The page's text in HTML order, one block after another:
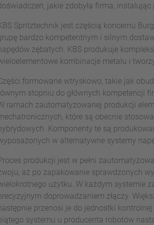
jakie zdobyła firma,
Spritztechnik jest częścią koncernu
bardzo kompetentnym i silnym
zębatych. KBS produkuje
kombinacje metalu i
formowane wtryskowo, takie jak
stopniu do głównych kompetencji
ramach zautomatyzowanej produkcji
które są obecnie
Komponenty te są
w alternatywne systemy
produkcji jest w pełni
aż po zapakowanie sprawdzonych
użytku. W każdym systemie
doprowadzaniem złączy.
przenosi je do jednostki
systemu u producenta robotów